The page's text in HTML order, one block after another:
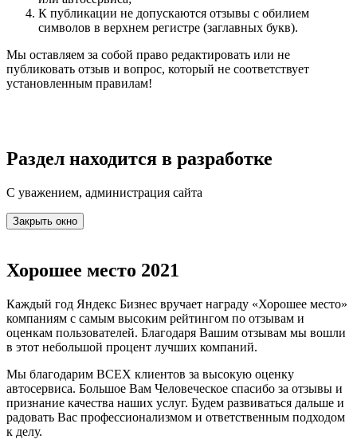
К публикации не допускаются отзывы с обилием
символов в верхнем регистре (заглавных букв).
Мы оставляем за собой право редактировать или не
публиковать отзыв и вопрос, который не соответствует
установленным правилам!
Раздел находится в разработке
С уважением, администрация сайта
Закрыть окно
Хорошее место 2021
Каждый год Яндекс Бизнес вручает награду «Хорошее место»
компаниям с самым высоким рейтингом по отзывам и
оценкам пользователей. Благодаря Вашим отзывам мы вошли
в этот небольшой процент лучших компаний.
Мы благодарим ВСЕХ клиентов за высокую оценку
автосервиса. Большое Вам Человеческое спасибо за отзывы и
признание качества наших услуг. Будем развиваться дальше и
радовать Вас профессионализмом и ответственным подходом
к делу.